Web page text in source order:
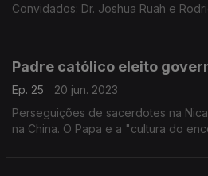
Convidados: Dr. Joshua Ruah e
Padre católico eleito
Ep. 25
20 jun. 2023
Perseguições de sacerdotes na
na China. O Papa e a "cultura do